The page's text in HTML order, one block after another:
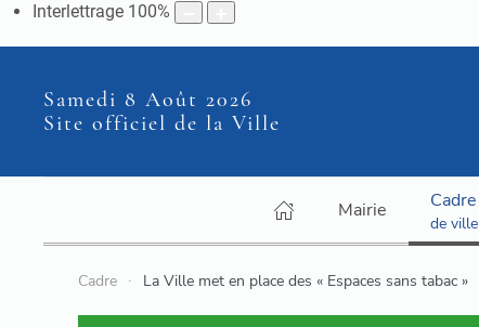
Interlettrage 100%
Samedi 8 Août 2026
Site officiel de la Ville
Mairie Cadre
de ville
Cadre La Ville met en place des « Espaces sans tabac »